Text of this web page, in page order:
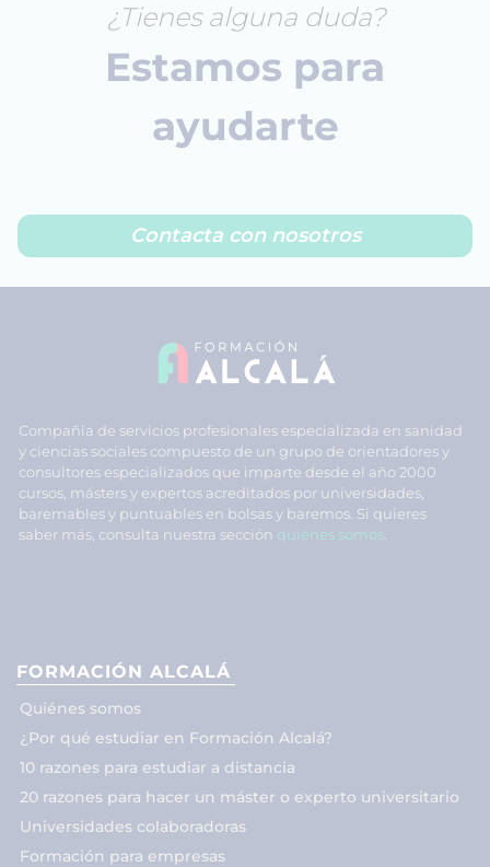
¿Tienes alguna duda?
Estamos para
ayudarte
Contacta con nosotros
Compañía de servicios profesionales especializada en sanidad
y ciencias sociales compuesto de un grupo de orientadores y
consultores especializados que imparte desde el año 2000
cursos, másters y expertos acreditados por universidades,
baremables y puntuables en bolsas y baremos. Si quieres
saber más, consulta nuestra sección quiénes somos
FORMACIÓN ALCALÁ
Quiénes somos
¿Por qué estudiar en Formación Alcalá?
10 razones para estudiar a distancia
20 razones para hacer un máster o experto universitario
Universidades colaboradoras
Formación para empresas